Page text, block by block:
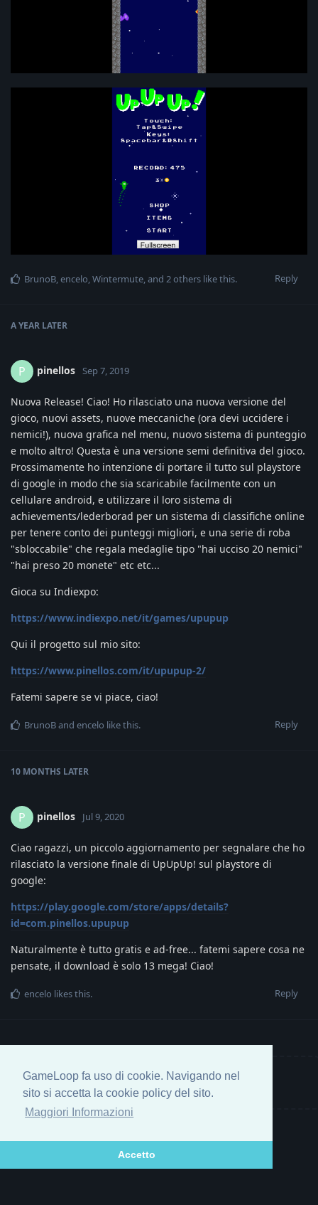
GameLoop fa uso di cookie. Navigando nel
sito si accetta la cookie policy del sito.
Maggiori Informazioni
Accetto
Reply
BrunoB,encelo,Wintermute, and 2others like this.
A YEAR LATER
P pinellos Sep 7, 2019
Nuova Release! Ciao! Ho rilasciato una nuova versione del
gioco, nuovi assets, nuove meccaniche (ora devi uccidere i
nemici!), nuova grafica nel menu, nuovo sistema di punteggio
e molto altro! Questa è una versione semi definitiva del gioco.
Prossimamente ho intenzione di portare il tutto sul playstore
di google in modo che sia scaricabile facilmente con un
cellulare android, e utilizzare il loro sistema di
achievements/lederborad per un sistema di classifiche online
per tenere conto dei punteggi migliori, e una serie di roba
"sbloccabile" che regala medaglie tipo "hai ucciso 20 nemici"
"hai preso 20 monete" etc etc...
Gioca su Indiexpo:
https://www.indiexpo.net/it/games/upupup
Qui il progetto sul mio sito:
https://www.pinellos.com/it/upupup-2/
Fatemi sapere se vi piace, ciao!
Reply
BrunoBand encelo like this.
10 MONTHS LATER
P pinellos Jul 9, 2020
Ciao ragazzi, un piccolo aggiornamento per segnalare che ho
rilasciato la versione finale di UpUpUp! sul playstore di
google:
https://play.google.com/store/apps/details?
id=com.pinellos.upupup
Naturalmente è tutto gratis e ad-free... fatemi sapere cosa ne
pensate, il download è solo 13 mega! Ciao!
Reply
encelo likes this.
Write a Reply...